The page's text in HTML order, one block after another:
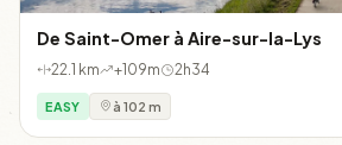
De Saint-Omer à Aire-sur-la-Lys
22.1 km +109m 2h34
EASY à 102 m